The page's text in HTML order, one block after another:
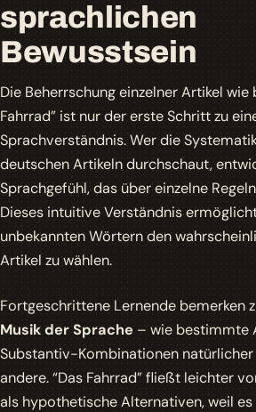
sprachlichen
Bewusstsein
Die Beherrschung einzelner Artikel wie
Fahrrad” ist nur der erste Schritt zu
Sprachverständnis. Wer die
deutschen Artikeln durchschaut,
Sprachgefühl, das über einzelne
Dieses intuitive Verständnis
unbekannten Wörtern den
Artikel zu wählen.
Fortgeschrittene Lernende bemerken
Musik der Sprache– wie bestimmte
Substantiv-Kombinationen natürlicher
andere. “Das Fahrrad” fließt leichter
als hypothetische Alternativen, weil es